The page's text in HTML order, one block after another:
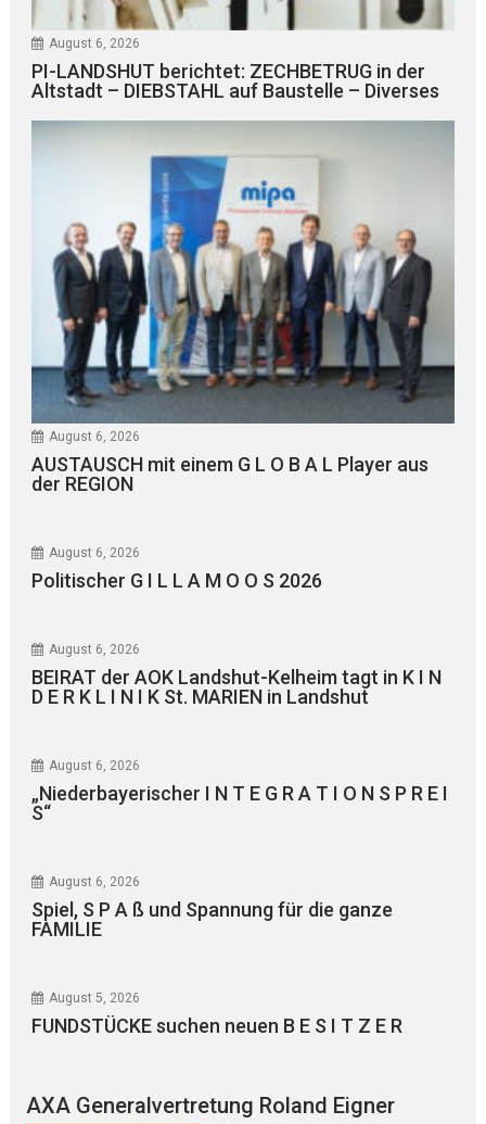
August 6, 2026
PI-LANDSHUT berichtet: ZECHBETRUG in der
Altstadt – DIEBSTAHL auf Baustelle – Diverses
August 6, 2026
AUSTAUSCH mit einem G L O B A L Player aus
der REGION
August 6, 2026
Politischer G I L L A M O O S 2026
August 6, 2026
BEIRAT der AOK Landshut-Kelheim tagt in K I N
D E R K L I N I K St. MARIEN in Landshut
August 6, 2026
„Niederbayerischer I N T E G R A T I O N S P R E I
S“
August 6, 2026
Spiel, S P A ß und Spannung für die ganze
FAMILIE
August 5, 2026
FUNDSTÜCKE suchen neuen B E S I T Z E R
AXA Generalvertretung Roland Eigner